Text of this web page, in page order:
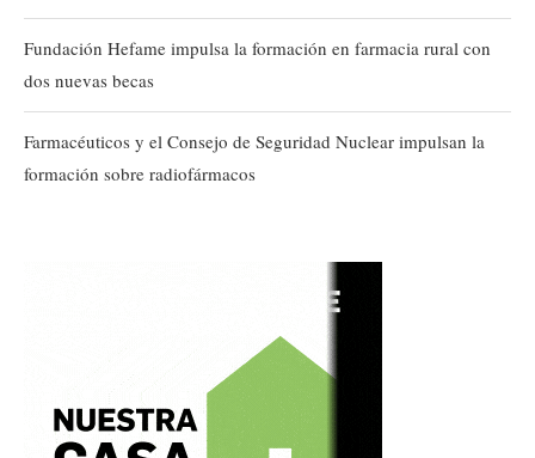
Fundación Hefame impulsa la formación en farmacia rural con
dos nuevas becas
Farmacéuticos y el Consejo de Seguridad Nuclear impulsan la
formación sobre radiofármacos